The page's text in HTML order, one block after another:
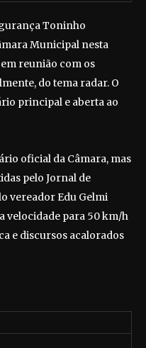
Toninho
Municipal nesta
reunião com os
do tema radar. O
principal e aberta ao
oficial da Câmara, mas
pelo Jornal de
vereador Edu Gelmi
velocidade para 50 km/h
e discursos acalorados